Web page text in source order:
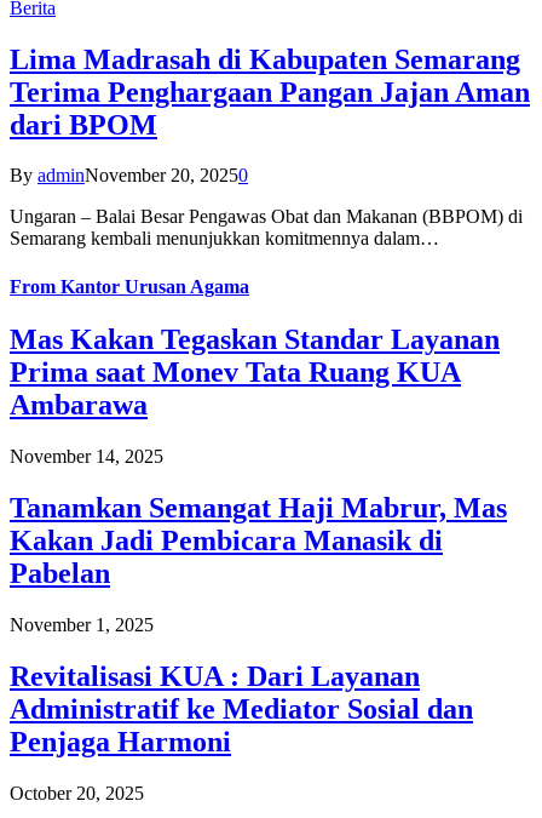
Berita
Lima Madrasah di Kabupaten Semarang
Terima Penghargaan Pangan Jajan Aman
dari BPOM
By adminNovember 20, 20250
Ungaran – Balai Besar Pengawas Obat dan Makanan (BBPOM) di
Semarang kembali menunjukkan komitmennya dalam…
From Kantor Urusan Agama
Mas Kakan Tegaskan Standar Layanan
Prima saat Monev Tata Ruang KUA
Ambarawa
November 14, 2025
Tanamkan Semangat Haji Mabrur, Mas
Kakan Jadi Pembicara Manasik di
Pabelan
November 1, 2025
Revitalisasi KUA : Dari Layanan
Administratif ke Mediator Sosial dan
Penjaga Harmoni
October 20, 2025